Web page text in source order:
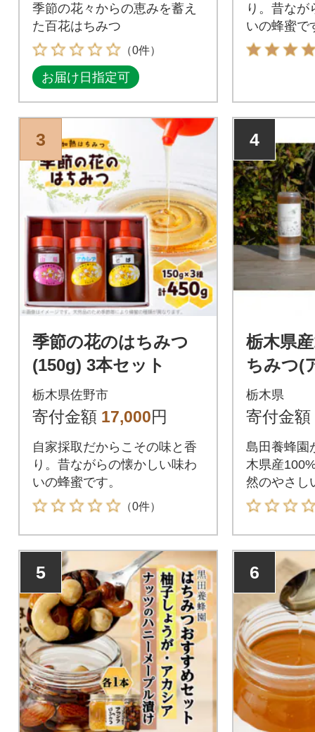
季節の花々からの恵みを蓄え
た百花はちみつ
（0件）
お届け日指定可
り。昔なが
いの蜂蜜で
3
季節の花のはちみつ
(150g) 3本セット
栃木県佐野市
寄付金額 17,000円
自家採取だからこその味と香
り。昔ながらの懐かしい味わ
いの蜂蜜です。
（0件）
4
栃木県
ちみつ(
+ブレン
栃木県
寄付金額
島田養蜂園
木県産
然のやさし
り』をお届
5 6